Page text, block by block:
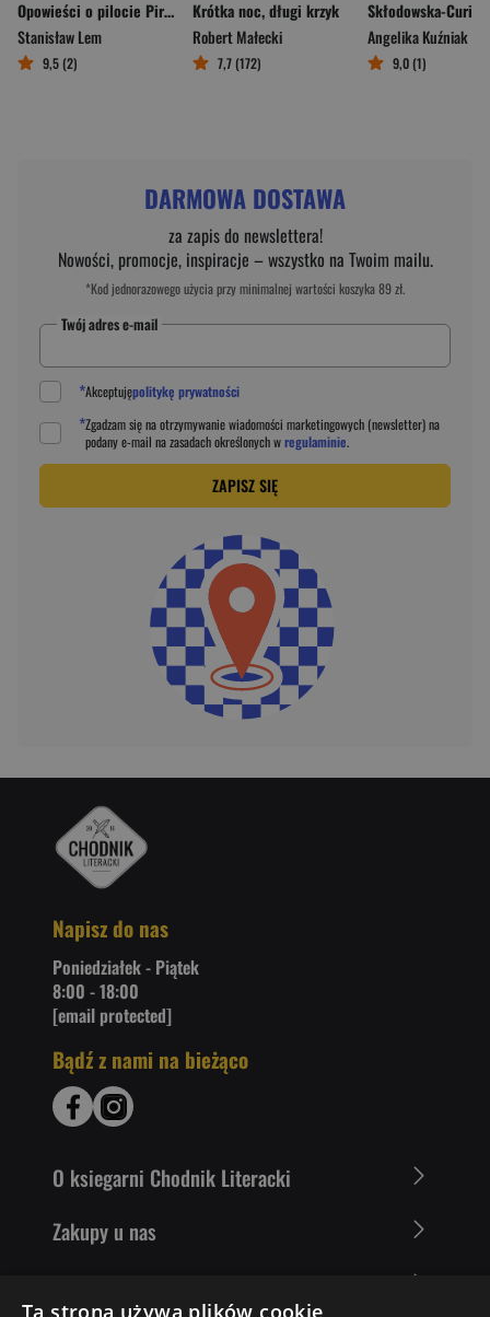
Opowieści o pilocie Pirxie wyd. 2026
Stanisław Lem
9,5 (2)
Krótka noc, długi krzyk
Robert Małecki
7,7 (172)
Angelika Kuźniak
9,0 (1)
DARMOWA DOSTAWA
za zapis do newslettera!
Nowości, promocje, inspiracje – wszystko na Twoim mailu.
*Kod jednorazowego użycia przy minimalnej wartości koszyka 89 zł.
Twój adres e-mail
*Akceptujępolitykę prywatności
*Zgadzam się na otrzymywanie wiadomości marketingowych (newsletter) na
podanye-mail na zasadach określonych wregulaminie.
ZAPISZ SIĘ
Napisz do nas
Poniedziałek - Piątek
8:00 - 18:00
[email protected]
Bądź z nami na bieżąco
O ksiegarni Chodnik Literacki
Zakupy u nas
Ta strona używa plików cookie